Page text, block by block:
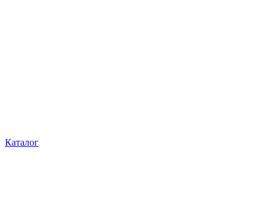
Каталог